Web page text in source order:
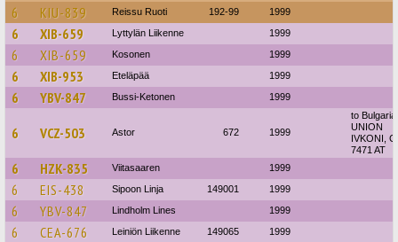
6 KIU-839 Reissu Ruoti 192-99 1999
6 XIB-659 Lyttylän Liikenne 1999
6 XIB-659 Kosonen 1999
6 XIB-953 Eteläpää 1999
6 YBV-847 Bussi-Ketonen 1999
6 VCZ-503 Astor 672 1999
to Bulgaria,
UNION
IVKONI,
7471 AT
6 HZK-835 Viitasaaren 1999
6 EIS-438 Sipoon Linja 149001 1999
6 YBV-847 Lindholm Lines 1999
6 CEA-676 Leiniön Liikenne 149065 1999